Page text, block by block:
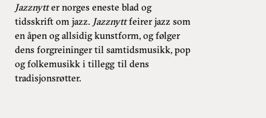
Jazznytter norges eneste blad og
tidsskrift om jazz. Jazznyttfeirer jazz som
en åpen og allsidig kunstform, og følger
dens forgreininger til samtidsmusikk, pop
og folkemusikk i tillegg til dens
tradisjonsrøtter.